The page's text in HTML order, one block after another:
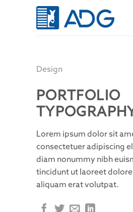
Design
PORTFOLIO
Lorem ipsum dolor sit
consectetuer adipiscing
diam nonummy nibh
tincidunt ut laoreet
aliquam erat volutpat.